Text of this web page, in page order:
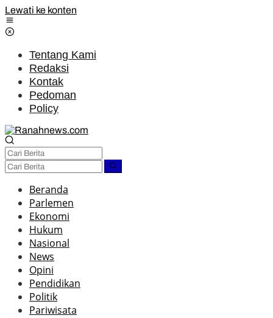
Lewati ke konten
Tentang Kami
Redaksi
Kontak
Pedoman
Policy
Beranda
Parlemen
Ekonomi
Hukum
Nasional
News
Opini
Pendidikan
Politik
Pariwisata